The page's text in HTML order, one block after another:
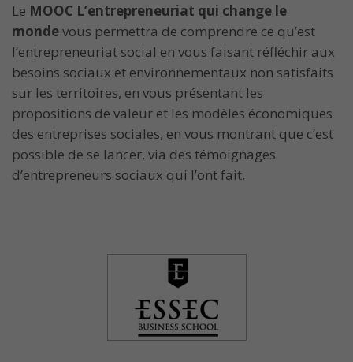
Le MOOC L’entrepreneuriat qui change le
mondevous permettra de comprendre ce qu’est
l’entrepreneuriat social en vous faisant réfléchir aux
besoins sociaux et environnementaux non satisfaits
sur les territoires, en vous présentant les
propositions de valeur et les modèles économiques
des entreprises sociales, en vous montrant que c’est
possible de se lancer, via des témoignages
d’entrepreneurs sociaux qui l’ont fait.